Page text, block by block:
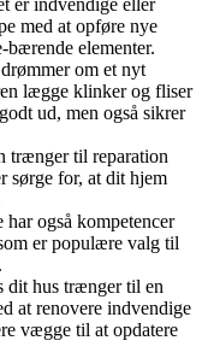
er indvendige eller
med at opføre nye
elementer.
om et nyt
lægge klinker og fliser
ud, men også sikrer
trænger til reparation
sørge for, at dit hjem
har også kompetencer
er populære valg til
dit hus trænger til en
at renovere indvendige
vægge til at opdatere